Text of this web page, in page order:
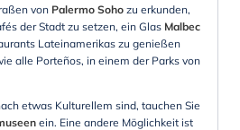
von Palermo Soho zu erkunden,
der Stadt zu setzen, ein Glas Malbec
Lateinamerikas zu genießen
alle Porteños, in einem der Parks von
etwas Kulturellem sind, tauchen Sie
ein. Eine andere Möglichkeit ist